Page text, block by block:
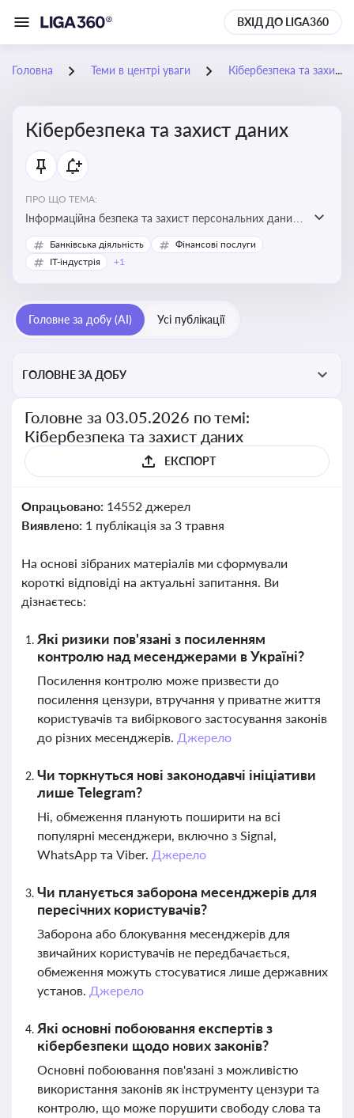
ВХІД ДО LIGA360
Головна Теми в центрі уваги Кібербезпека та захист даних
Кібербезпека та захист даних
ПРО ЩО ТЕМА:
Інформаційна безпека та захист персональних даних
на підприємстві
Банківська діяльність
Фінансові послуги
IT-індустрія
+1
Головне за добу (AI) Усі публікації
ГОЛОВНЕ ЗА ДОБУ
Головне за 03.05.2026 по темі:
Кібербезпека та захист даних
ЕКСПОРТ
Опрацьовано: 14552 джерел
Виявлено: 1 публікація за 3 травня
На основі зібраних матеріалів ми сформували
короткі відповіді на актуальні запитання. Ви
дізнаєтесь:
Які ризики пов'язані з посиленням
контролю над месенджерами в Україні?
Посилення контролю може призвести до
посилення цензури, втручання у приватне життя
користувачів та вибіркового застосування законів
до різних месенджерів. Джерело
Чи торкнуться нові законодавчі ініціативи
лише Telegram?
Ні, обмеження планують поширити на всі
популярні месенджери, включно з Signal,
WhatsApp та Viber. Джерело
Чи планується заборона месенджерів для
пересічних користувачів?
Заборона або блокування месенджерів для
звичайних користувачів не передбачається,
обмеження можуть стосуватися лише державних
установ. Джерело
Які основні побоювання експертів з
кібербезпеки щодо нових законів?
Основні побоювання пов'язані з можливістю
використання законів як інструменту цензури та
контролю, що може порушити свободу слова та